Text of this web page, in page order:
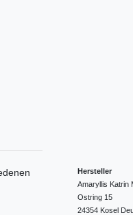
Hersteller
Amaryllis Katrin
Ostring 15
24354 Kosel